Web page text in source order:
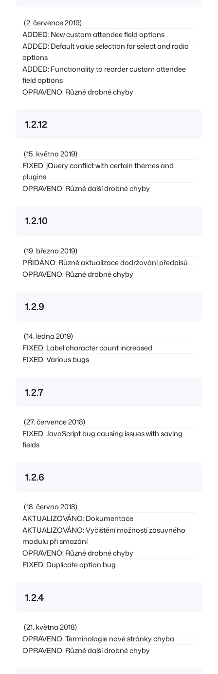
(2. července 2019)
ADDED: New custom attendee field options
ADDED: Default value selection for select and radio
options
ADDED: Functionality to reorder custom attendee
field options
OPRAVENO: Různé drobné chyby
1.2.12
(15. května 2019)
FIXED: jQuery conflict with certain themes and
plugins
OPRAVENO: Různé další drobné chyby
1.2.10
(19. března 2019)
PŘIDÁNO: Různé aktualizace dodržování předpisů
OPRAVENO: Různé drobné chyby
1.2.9
(14. ledna 2019)
FIXED: Label character count increased
FIXED: Various bugs
1.2.7
(27. července 2018)
FIXED: JavaScript bug causing issues with saving
fields
1.2.6
(18. června 2018)
AKTUALIZOVÁNO: Dokumentace
AKTUALIZOVÁNO: Vyčištění možností zásuvného
modulu při smazání
OPRAVENO: Různé drobné chyby
FIXED: Duplicate option bug
1.2.4
(21. května 2018)
OPRAVENO: Terminologie nové stránky chyba
OPRAVENO: Různé další drobné chyby